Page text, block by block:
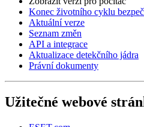
Konec životního cyklu
Aktuální verze
Seznam změn
API a integrace
Aktualizace detekčního jádra
Právní dokumenty
Užitečné webové